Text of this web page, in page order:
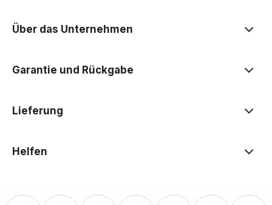
Über das Unternehmen
Garantie und Rückgabe
Lieferung
Helfen